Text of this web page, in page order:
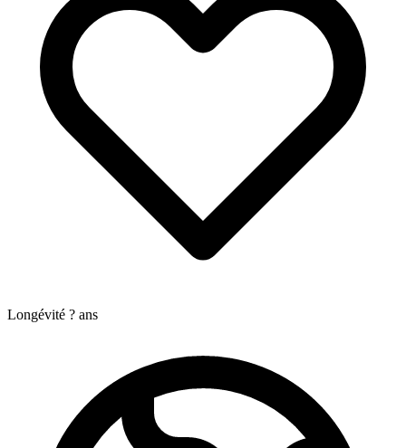
Longévité ? ans